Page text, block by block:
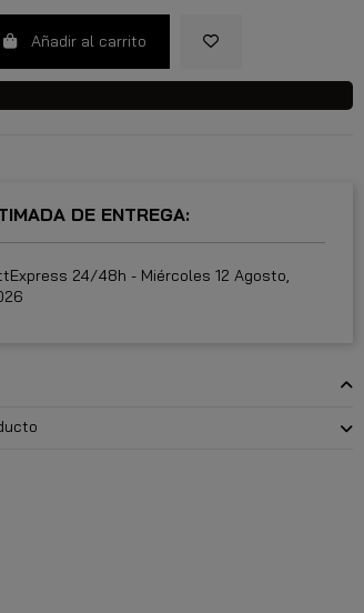
Añadir al carrito
DE ENTREGA:
24/48h - Miércoles 12 Agosto,